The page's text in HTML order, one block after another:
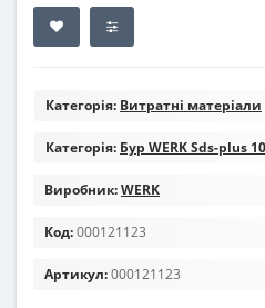
Категорія: Витратні матеріали
Категорія: Бур WERK Sds-plus
Виробник:WERK
Код:000121123
Артикул:000121123